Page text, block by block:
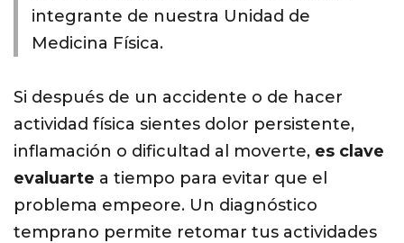
integrante de nuestra Unidad de
Medicina Física.
Si después de un accidente o de hacer
actividad física sientes dolor persistente,
inflamación o dificultad al moverte, es clave
evaluarte a tiempo para evitar que el
problema empeore. Un diagnóstico
temprano permite retomar tus actividades